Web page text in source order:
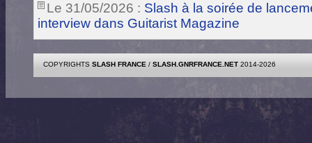
Le 31/05/2026 : Slash à la soirée de
interview dans Guitarist Magazine
COPYRIGHTS SLASH FRANCE / SLASH.GNRFRANCE.NET 2014-2026